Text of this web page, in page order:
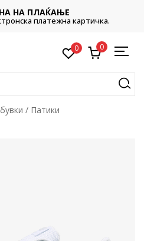
НА ПЛАЌАЊЕ
платежна картичка.
0 0
Патики